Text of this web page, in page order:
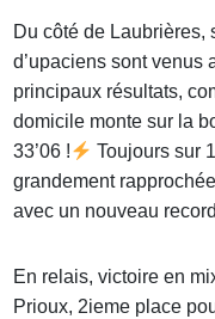
Du côté de Laubrières,
d’upaciens sont venus
principaux résultats,
domicile monte sur la
33’06 !
Toujours sur
grandement
avec un nouveau
En relais, victoire en
Prioux, 2ieme place